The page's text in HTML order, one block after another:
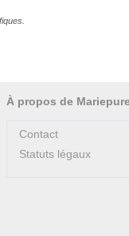
À propos de
Contact
Statuts légaux